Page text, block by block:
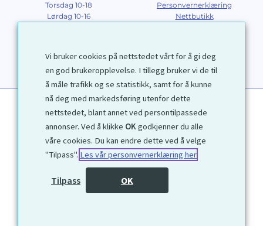
Torsdag 10-18
Lørdag 10-16
Personvernerklæring
Nettbutikk
Kontakt
1972 © Galleri D40 AS
Vi bruker cookies på nettstedet vårt for å gi deg
en god brukeropplevelse. I tillegg bruker vi de til
å måle trafikk og se statistikk, samt for å kunne
nå deg med markedsføring utenfor dette
nettstedet, blant annet ved persontilpassede
annonser. Ved å klikke OKgodkjenner du alle
våre cookies. Du kan endre dette ved å velge
"Tilpass". Les vår personvernerklæring her
Tilpass OK